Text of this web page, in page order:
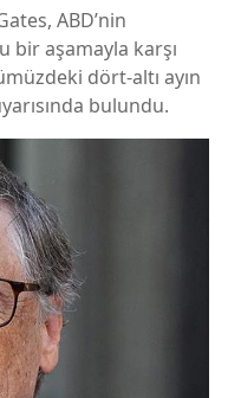
ABD’nin
bir aşamayla karşı
dört-altı ayın
bulundu.